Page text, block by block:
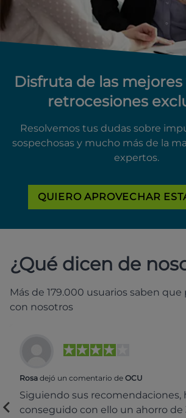
Disfruta de las
retrocesiones
Resolvemos tus dudas sobre
sospechosas y mucho más de la
expertos.
QUIERO APROVECHAR
¿Qué dicen de
Más de 179.000 usuarios saben
con nosotros
Rosa dejó un comentario de OCU
Siguiendo sus recomendaciones,
conseguido con ello un ahorro de